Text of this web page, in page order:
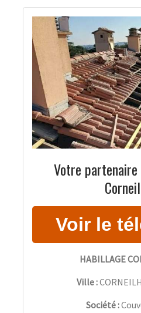
Votre
HABILLAGE
Ville :
Société :